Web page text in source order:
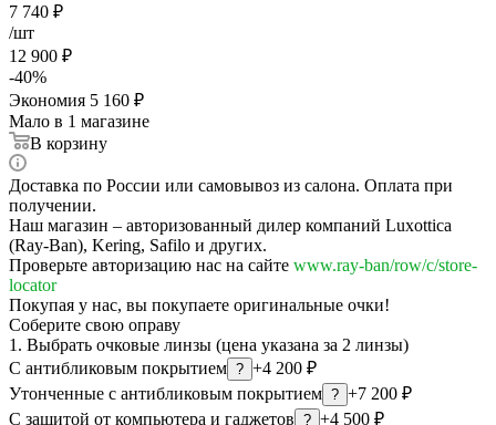
7 740 ₽
/шт
12 900 ₽
-40%
Экономия 5 160 ₽
Мало в 1 магазине
В корзину
Доставка по России или самовывоз из салона. Оплата при
получении.
Наш магазин – авторизованный дилер компаний Luxottica
(Ray-Ban), Kering, Safilo и других.
Проверьте авторизацию нас на сайте www.ray-ban/row/c/store-
locator
Покупая у нас, вы покупаете оригинальные очки!
Соберите свою оправу
1. Выбрать очковые линзы (цена указана за 2 линзы)
С антибликовым покрытием ? +4 200 ₽
Утонченные с антибликовым покрытием ? +7 200 ₽
С защитой от компьютера и гаджетов ? +4 500 ₽